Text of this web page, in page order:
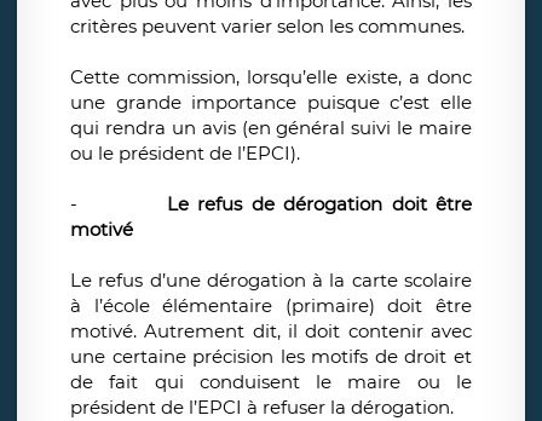
critères peuvent varier selon les communes.
Cette commission, lorsqu’elle existe, a donc
une grande importance puisque c’est elle
qui rendra un avis (en général suivi le maire
ou le président de l’EPCI).
-
Le refus de dérogation doit être
motivé
Le refus d’une dérogation à la carte scolaire
à l’école élémentaire (primaire) doit être
motivé. Autrement dit, il doit contenir avec
une certaine précision les motifs de droit et
de fait qui conduisent le maire ou le
président de l’EPCI à refuser la dérogation.